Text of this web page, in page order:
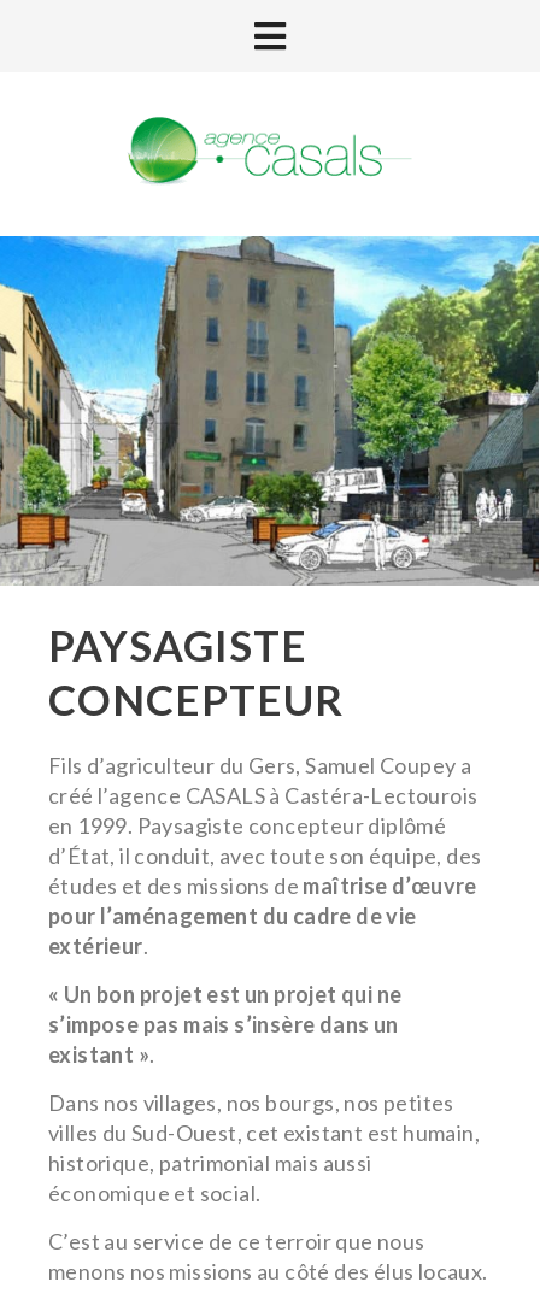
PAYSAGISTE
CONCEPTEUR
Fils d’agriculteur du Gers, Samuel Coupey a
créé l’agence CASALS à Castéra-Lectourois
en 1999. Paysagiste concepteur diplômé
d’État, il conduit, avec toute son équipe, des
études et des missions de maîtrise d’œuvre
pour l’aménagement du cadre de vie
extérieur.
« Un bon projet est un projet qui ne
s’impose pas mais s’insère dans un
existant ».
Dans nos villages, nos bourgs, nos petites
villes du Sud-Ouest, cet existant est humain,
historique, patrimonial mais aussi
économique et social.
C’est au service de ce terroir que nous
menons nos missions au côté des élus locaux.